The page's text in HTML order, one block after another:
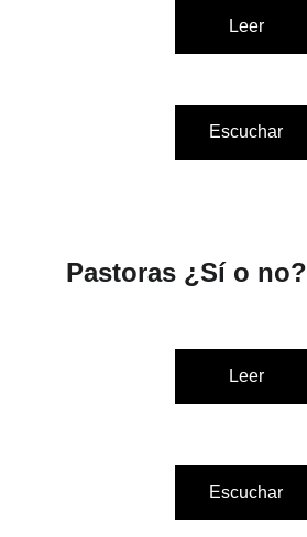
Escuchar
Leer
Pastoras ¿Sí o no?
Escuchar
Leer